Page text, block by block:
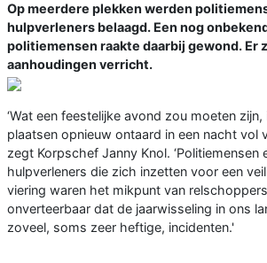
Op meerdere plekken werden
hulpverleners belaagd. Een nog
politiemensen raakte daarbij gewond. Er
aanhoudingen verricht.
‘Wat een feestelijke avond zou moeten
plaatsen opnieuw ontaard in een nacht vol
zegt Korpschef Janny Knol. ‘Politiemensen
hulpverleners die zich inzetten voor een
viering waren het mikpunt van
onverteerbaar dat de jaarwisseling in ons
zoveel, soms zeer heftige, incidenten.'